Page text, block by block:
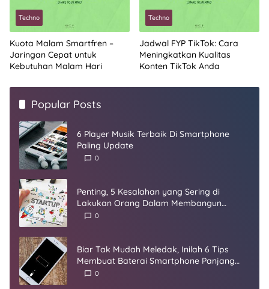
Techno
Kuota Malam Smartfren –
Jaringan Cepat untuk
Kebutuhan Malam Hari
Techno
Jadwal FYP TikTok: Cara
Meningkatkan Kualitas
Konten TikTok Anda
Popular Posts
6 Player Musik Terbaik Di Smartphone
Paling Update
0
Penting, 5 Kesalahan yang Sering di
Lakukan Orang Dalam Membangun
Startup
0
Biar Tak Mudah Meledak, Inilah 6 Tips
Membuat Baterai Smartphone Panjang
Umur
0